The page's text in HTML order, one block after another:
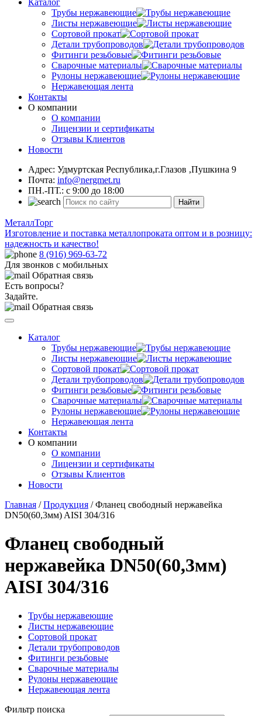
Каталог
Трубы нержавеющие
Листы нержавеющие
Сортовой прокат
Детали трубопроводов
Фитинги резьбовые
Сварочные материалы
Рулоны нержавеющие
Нержавеющая лента
Контакты
О компании
О компании
Лицензии и сертификаты
Отзывы Клиентов
Новости
Адрес: Удмуртская Республика,г.Глазов ,Пушкина 9
Почта: info@nergmet.ru
ПН.-ПТ.: с 9:00 до 18:00
Найти
МеталлТорг
Изготовление и поставка металлопроката оптом и в розницу:
надежность и качество!
8 (916) 969-63-72
Для звонков с мобильных
Обратная связь
Есть вопросы?
Задайте.
Обратная связь
Каталог
Трубы нержавеющие
Листы нержавеющие
Сортовой прокат
Детали трубопроводов
Фитинги резьбовые
Сварочные материалы
Рулоны нержавеющие
Нержавеющая лента
Контакты
О компании
О компании
Лицензии и сертификаты
Отзывы Клиентов
Новости
Главная /Продукция /Фланец свободный нержавейка
DN50(60,3мм) AISI 304/316
Фланец свободный
нержавейка DN50(60,3мм)
AISI 304/316
Трубы нержавеющие
Листы нержавеющие
Сортовой прокат
Детали трубопроводов
Фитинги резьбовые
Сварочные материалы
Рулоны нержавеющие
Нержавеющая лента
Фильтр поиска